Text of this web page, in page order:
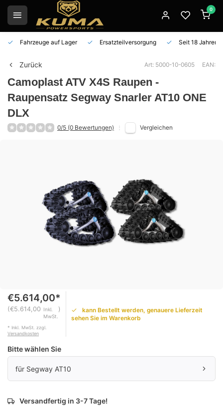
0
Fahrzeuge auf Lager Ersatzteilversorgung Seit 18 Jahren
Zurück Art: 5000-10-0605 EAN:
Camoplast ATV X4S Raupen -
Raupensatz Segway Snarler AT10 ONE
DLX
0/5 (0 Bewertungen) Vergleichen
€5.614,00*
(€5.614,00 Inkl.
MwSt.
)
* Inkl. MwSt. zzgl.
Versandkosten
kann Bestellt werden, genauere Lieferzeit
sehen Sie im Warenkorb
Bitte wählen Sie
für Segway AT10
Versandfertig in 3-7 Tage!